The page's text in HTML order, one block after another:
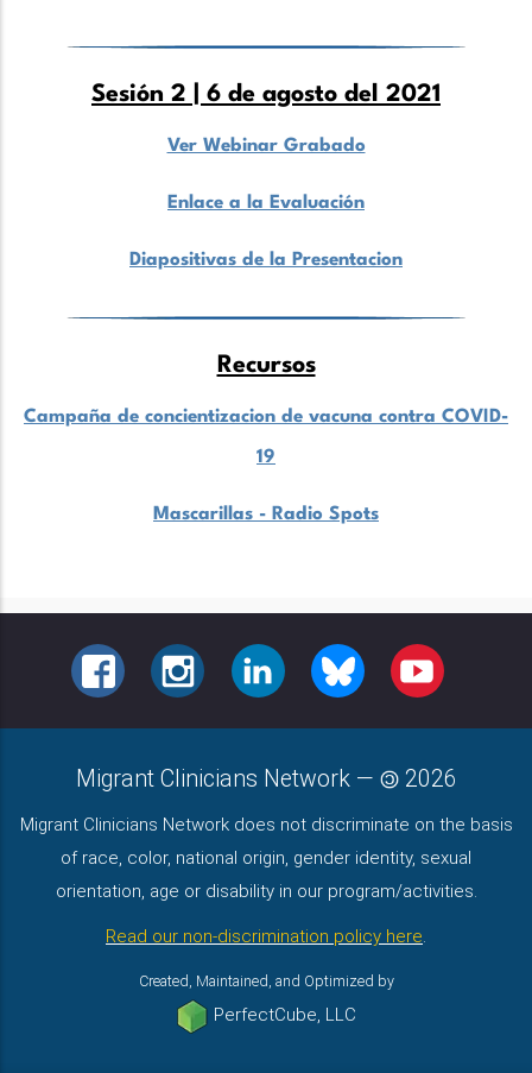
Sesión 2 | 6 de agosto del 2021
Ver Webinar Grabado
Enlace a la Evaluación
Diapositivas de la Presentacion
Recursos
Campaña de concientizacion de vacuna contra COVID-
19
Mascarillas - Radio Spots
FACEBOOKINSTAGRAMLINKEDIN BLUESKY YOUTUBE
Migrant Clinicians Network — 2026
Migrant Clinicians Network does not discriminate on the basis
of race, color, national origin, gender identity, sexual
orientation, age or disability in our program/activities.
Read our non-discrimination policy here.
Created, Maintained, and Optimized by
PerfectCube, LLC